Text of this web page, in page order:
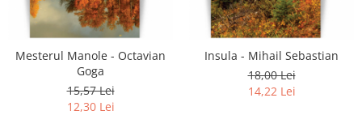
Istorie
Sociologie si filozofie
Mesterul Manole - Octavian
Goga
15,57 Lei
12,30 Lei
Insula - Mihail Sebastian
18,00 Lei
14,22 Lei